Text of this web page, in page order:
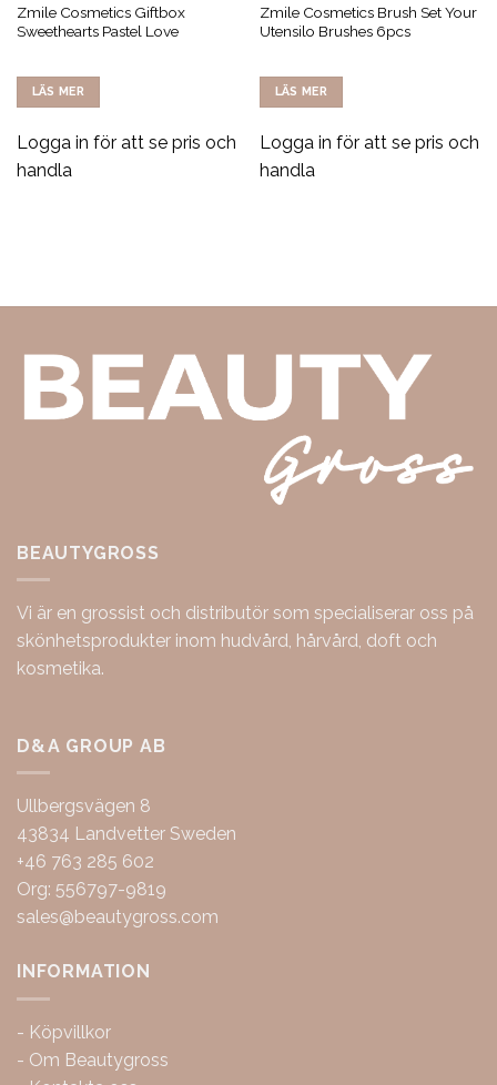
Zmile Cosmetics Giftbox
Sweethearts Pastel Love
LÄS MER
Logga in för att se pris och
handla
Zmile Cosmetics Brush Set Your
Utensilo Brushes 6pcs
LÄS MER
Logga in för att se pris och
handla
BEAUTYGROSS
Vi är en grossist och distributör som specialiserar oss på
skönhetsprodukter inom hudvård, hårvård, doft och
kosmetika.
D&A GROUP AB
Ullbergsvägen 8
43834 Landvetter Sweden
+46 763 285 602
Org: 556797-9819
sales@beautygross.com
INFORMATION
- Köpvillkor
- Om Beautygross